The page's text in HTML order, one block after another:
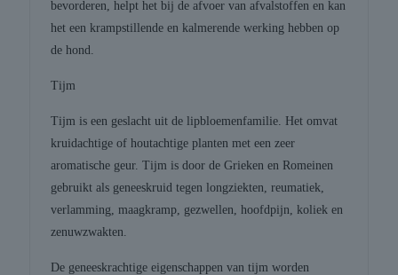
bevorderen, helpt het bij de afvoer van afvalstoffen en kan
het een krampstillende en kalmerende werking hebben op
de hond.
Tijm
Tijm is een geslacht uit de lipbloemenfamilie. Het omvat
kruidachtige of houtachtige planten met een zeer
aromatische geur. Tijm is door de Grieken en Romeinen
gebruikt als geneeskruid tegen longziekten, reumatiek,
verlamming, maagkramp, gezwellen, hoofdpijn, koliek en
zenuwzwakten.
De geneeskrachtige eigenschappen van tijm worden